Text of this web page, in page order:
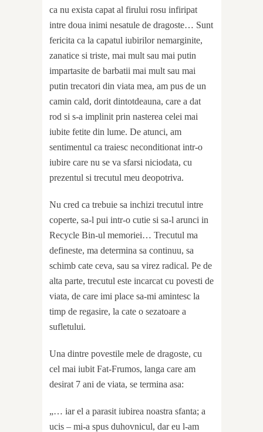
ca nu exista capat al firului rosu infiripat
intre doua inimi nesatule de dragoste… Sunt
fericita ca la capatul iubirilor nemarginite,
zanatice si triste, mai mult sau mai putin
impartasite de barbatii mai mult sau mai
putin trecatori din viata mea, am pus de un
camin cald, dorit dintotdeauna, care a dat
rod si s-a implinit prin nasterea celei mai
iubite fetite din lume. De atunci, am
sentimentul ca traiesc neconditionat intr-o
iubire care nu se va sfarsi niciodata, cu
prezentul si trecutul meu deopotriva.
Nu cred ca trebuie sa inchizi trecutul intre
coperte, sa-l pui intr-o cutie si sa-l arunci in
Recycle Bin-ul memoriei… Trecutul ma
defineste, ma determina sa continuu, sa
schimb cate ceva, sau sa virez radical. Pe de
alta parte, trecutul este incarcat cu povesti de
viata, de care imi place sa-mi amintesc la
timp de regasire, la cate o sezatoare a
sufletului.
Una dintre povestile mele de dragoste, cu
cel mai iubit Fat-Frumos, langa care am
desirat 7 ani de viata, se termina asa:
„… iar el a parasit iubirea noastra sfanta; a
ucis – mi-a spus duhovnicul, dar eu l-am